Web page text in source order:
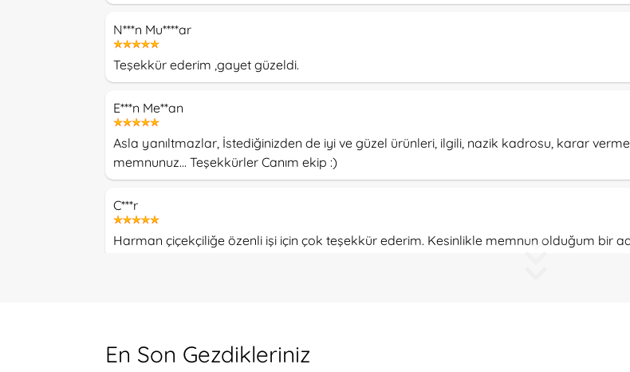
N***n Mu****ar
Teşekkür ederim ,gayet güzeldi.
E***n Me**an
Asla yanıltmazlar, İstediğinizden de iyi ve güzel ürünleri, ilgili, nazik kadrosu, karar
memnunuz... Teşekkürler Canım ekip :)
C***r
Harman çiçekçiliğe özenli işi için çok teşekkür ederim. Kesinlikle memnun olduğum bir
En Son Gezdikleriniz